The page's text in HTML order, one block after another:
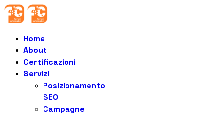
Home
About
Certificazioni
Servizi
Posizionamento
SEO
Campagne